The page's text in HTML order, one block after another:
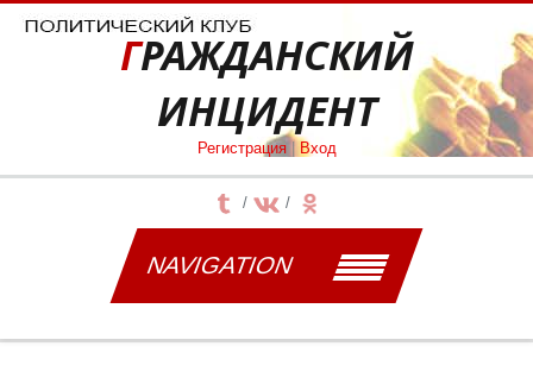
ГРАЖДАНСКИЙ
ИНЦИДЕНТ
Регистрация Вход
NAVIGATION